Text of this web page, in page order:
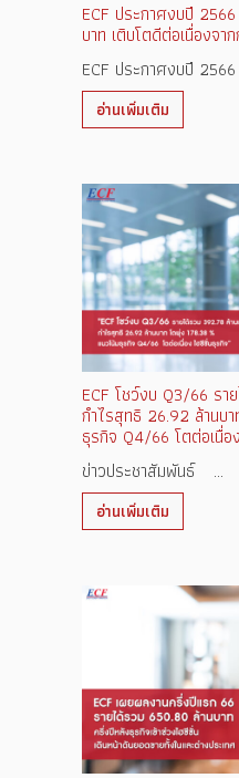
ECF ประกาศงบปี
บาท เติบโตดีต่อเนื่องจา
ECF ประกาศงบปี 2566
อ่านเพิ่มเติม
ECF โชว์งบ Q3/66 รา
กำไรสุทธิ 26.92 ล้านบ
ธุรกิจ Q4/66 โตต่อเนื่
ข่าวประชาสัมพันธ์ ...
อ่านเพิ่มเติม